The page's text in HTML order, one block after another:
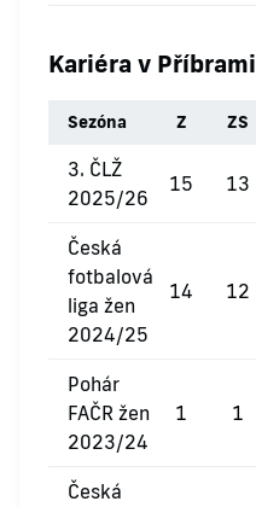
Kariéra v Příbrami
Sezóna Z ZS
3. ČLŽ
2025/26
15 13
Česká
fotbalová
liga žen
2024/25
14 12
Pohár
FAČR žen
2023/24
1 1
Česká